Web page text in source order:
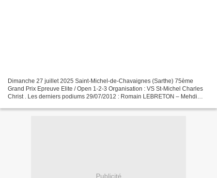
Dimanche 27 juillet 2025 Saint-Michel-de-Chavaignes (Sarthe) 75ème
Grand Prix Epreuve Elite / Open 1-2-3 Organisation : VS St-Michel Charles
Christ . Les derniers podiums 29/07/2012 : Romain LEBRETON – Mehdi
Publicité